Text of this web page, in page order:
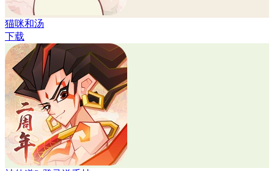
猫咪和汤
下载